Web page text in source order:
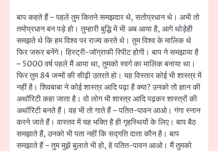
बाप कहते हैं – पहले तुम कितने समझदार थे, सतोप्रधान थे। अभी तो
तमोप्रधान बन पड़े हो। तुम्हारी बुद्धि में भी अब आया है, आगे थोड़ेही
समझते थे कि हम विश्व पर राज्य करते थे। तुम विश्व के मालिक थे
फिर जरूर बनेंगे। हिस्ट्री-जॉग्राफी रिपीट होगी। बाप ने समझाया है
– 5000 वर्ष पहले मैं आया था, तुमको स्वर्ग का मालिक बनाया था।
फिर तुम 84 जन्मों की सीढ़ी उतरते हो। यह विस्तार कोई भी शास्त्र में
नहीं है। शिवबाबा ने कोई शास्त्र आदि पढ़ा है क्या? उनको तो ज्ञान की
अथॉरिटी कहा जाता है। वो लोग भी शास्त्र आदि पढ़कर शास्त्रों की
अथॉरिटी बनते हैं। वह भी तो गाते हैं – पतित-पावन आओ। गंगा स्नान
करने जाते हैं। वास्तव में यह भक्ति है ही गृहस्थियों के लिए। बाप बैठ
समझाते हैं, उनको भी पता नहीं कि सद्गति दाता कौन है। बाप
समझाते हैं – तुम मुझे बुलाते भी हो, हे पतित-पावन आओ। मैं तुमको